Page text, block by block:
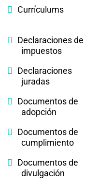
Currículums
Declaraciones de
impuestos
Declaraciones
juradas
Documentos de
adopción
Documentos de
cumplimiento
Documentos de
divulgación